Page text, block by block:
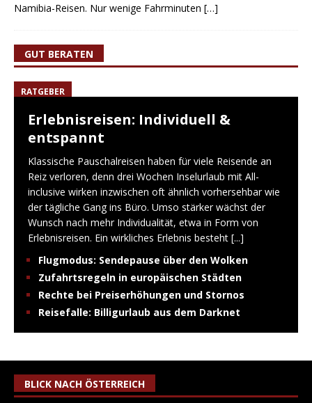
Namibia-Reisen. Nur wenige Fahrminuten […]
GUT BERATEN
RATGEBER
Erlebnisreisen: Individuell &
entspannt
Klassische Pauschalreisen haben für viele Reisende an
Reiz verloren, denn drei Wochen Inselurlaub mit All-
inclusive wirken inzwischen oft ähnlich vorhersehbar wie
der tägliche Gang ins Büro. Umso stärker wächst der
Wunsch nach mehr Individualität, etwa in Form von
Erlebnisreisen. Ein wirkliches Erlebnis besteht [...]
Flugmodus: Sendepause über den Wolken
Zufahrtsregeln in europäischen Städten
Rechte bei Preiserhöhungen und Stornos
Reisefalle: Billigurlaub aus dem Darknet
BLICK NACH ÖSTERREICH